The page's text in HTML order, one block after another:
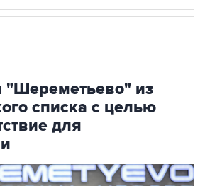
из
списка с целью
для